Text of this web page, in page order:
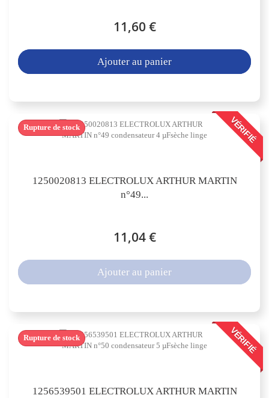
11,60 €
Ajouter au panier
VÉRIFIÉ
1250020813 ELECTROLUX ARTHUR MARTIN
n°49...
11,04 €
Rupture de stock
Ajouter au panier
VÉRIFIÉ
1256539501 ELECTROLUX ARTHUR MARTIN
Rupture de stock